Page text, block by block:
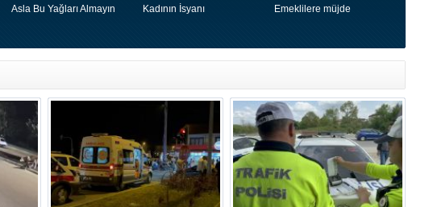
Asla Bu Yağları Almayın Kadının İsyanı Emeklilere müjde